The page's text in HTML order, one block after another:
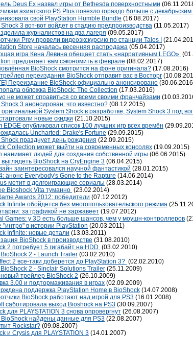
Deus Ex назвал игры от Bethesda поверхностными
азиатского PS Plus повезло гораздо больше с
свой PlayStation Humble Bundle (16.08.2017)
3 вот-вот войдет в стадию предпроизводства (11.05.2017)
журналистов на два лагеря (09.05.2017)
Prey провели видеоэкскурсию по станции Talos I
Store началась весенняя распродажа (05.04.2017)
игра Кена Левина обещает стать «нарративным LEGO»
предлагает вам сэкономить в феврале (08.02.2017)
BioShock смотрится на фоне оригинала? (17.08.2016)
переиздания BioShock отправит вас в Восторг
Переиздание BioShock официально анонсировано
обложка BioShock: The Collection (17.03.2016)
не может справиться со всеми своими франчайзами
3 анонсирован: что известно? (08.12.2015)
оригинальной System Shock в разработке, System Shock 3 под
новые скидки (21.10.2015)
опубликовал список 100 лучших игр всех времён
Uncharted: Drake's Fortune (29.09.2015)
празднует день рождения (22.09.2015)
Collection может выйти на современных консолях (19.09.2015)
нанимает людей для создания собственной игры (06.06.2015)
выглядеть BioShock на CryEngine 3 (06.04.2015)
заинтересовался научной фантастикой (28.01.2015)
анонс Everybody's Gone to the Rapture (14.06.2014)
метит в долгоиграющие сериалы (28.03.2014)
Bioshock Vita туманно (23.02.2014)
Awards 2012: победители (07.12.2012)
Infinite обойдется без многопользовательского режима
за графикой не заржавеет (19.07.2012)
Games: у 3D есть больше шансов, чем у моушн-контроллеров
"интро" в истории PlayStation (20.03.2011)
Infinite: новые детали (13.03.2011)
BioShock в производстве (31.08.2010)
2 потребует 5 гигабайт на HDD (03.02.2010)
2 - Launch Trailer (03.02.2010)
2 все-таки доберется до PlayStation 3? (02.02.2010)
2 - Sinclair Solutions Trailer (25.11.2009)
трейлер BioShock 2 (26.10.2009)
3.00 и подтормаживания в играх (02.09.2009)
поддержка PlayStation Home в BioShock (14.07.2008)
BioShock работают над игрой для PS3 (16.01.2008)
саботировала выход Bioshock на PS3 (30.09.2007)
для PLAYSTATION 3 снова опровергнут (26.08.2007)
найдены данные для PS3 (22.08.2007)
Rockstar? (09.08.2007)
и Crysis для PLAYSTATION 3 (14.01.2007)